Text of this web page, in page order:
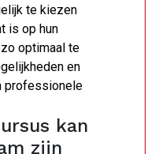
te kiezen
is op hun
optimaal te
en
professionele
kan
zijn